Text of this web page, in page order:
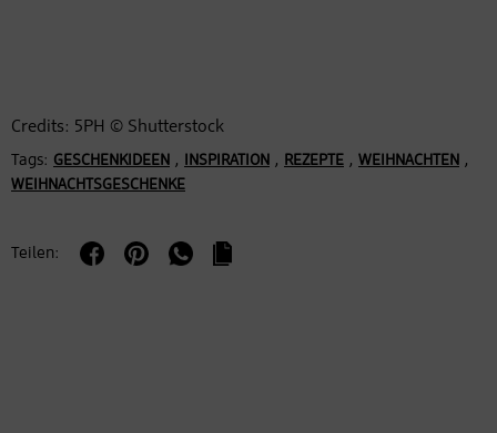
Credits: 5PH © Shutterstock
Tags: GESCHENKIDEEN , INSPIRATION , REZEPTE , WEIHNACHTEN ,
WEIHNACHTSGESCHENKE
Teilen: